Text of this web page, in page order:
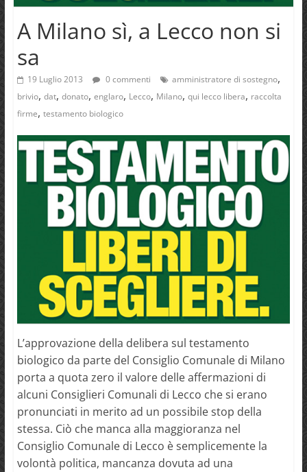
A Milano sì, a Lecco non si
sa
19 Luglio 2013 0 commenti amministratore di sostegno,
brivio, dat, donato, englaro, Lecco, Milano, qui lecco libera, raccolta
firme, testamento biologico
L’approvazione della delibera sul testamento
biologico da parte del Consiglio Comunale di Milano
porta a quota zero il valore delle affermazioni di
alcuni Consiglieri Comunali di Lecco che si erano
pronunciati in merito ad un possibile stop della
stessa. Ciò che manca alla maggioranza nel
Consiglio Comunale di Lecco è semplicemente la
volontà politica, mancanza dovuta ad una